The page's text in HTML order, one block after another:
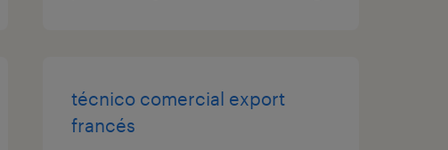
técnico comercial export
francés